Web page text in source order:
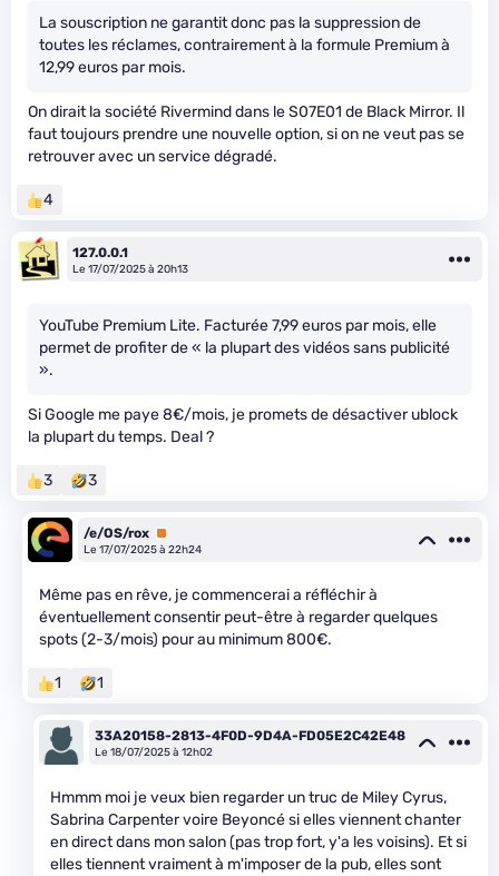
La souscription ne garantit donc pas la suppression de
toutes les réclames, contrairement à la formule Premium à
12,99 euros par mois.
On dirait la société Rivermind dans le S07E01 de Black Mirror. Il
faut toujours prendre une nouvelle option, si on ne veut pas se
retrouver avec un service dégradé.
4
127.0.0.1
Le 17/07/2025 à 20h13
YouTube Premium Lite. Facturée 7,99 euros par mois, elle
permet de profiter de « la plupart des vidéos sans publicité
».
Si Google me paye 8€/mois, je promets de désactiver ublock
la plupart du temps. Deal ?
3 3
/e/OS/rox Premium
Le 17/07/2025 à 22h24
Même pas en rêve, je commencerai a réfléchir à
éventuellement consentir peut-être à regarder quelques
spots (2-3/mois) pour au minimum 800€.
1 1
33A20158-2813-4F0D-9D4A-FD05E2C42E48
Le 18/07/2025 à 12h02
Hmmm moi je veux bien regarder un truc de Miley Cyrus,
Sabrina Carpenter voire Beyoncé si elles viennent chanter
en direct dans mon salon (pas trop fort, y'a les voisins). Et si
elles tiennent vraiment à m'imposer de la pub, elles sont